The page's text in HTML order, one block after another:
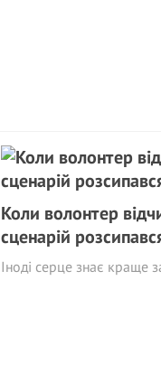
Коли волонтер
сценарій
Іноді серце знає краще